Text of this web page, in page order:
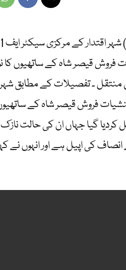
فروش قیصر شاہ کے ساتھیوں
فروش قیصر شاہ کے
گیا جہاں ان کی حالت
کی اپیل ہے اور انہوں نے